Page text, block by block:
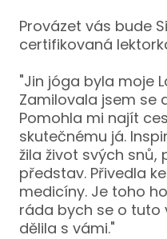
Provázet vás bude
certifikovaná
"Jin jóga byla moje
Zamilovala jsem se
Pomohla mi najít
skutečnému já.
žila život svých snů,
představ. Přivedla
medicíny. Je toho
ráda bych se o tuto
dělila s vámi."